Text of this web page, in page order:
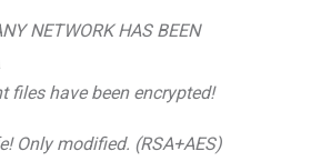
NETWORK HAS BEEN
files have been encrypted!
Only modified. (RSA+AES)